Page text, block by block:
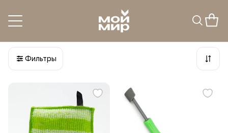
Кухонные принадлежности
Фильтры